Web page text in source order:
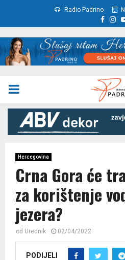
Radio Padrino
PRIMARY
MENU
Hercegovina
Crna Gora će
za korištenje
jezera?
od Urednik 02/04/2022
PODIJELI